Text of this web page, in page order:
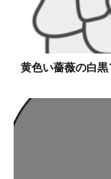
黄色い薔薇の白